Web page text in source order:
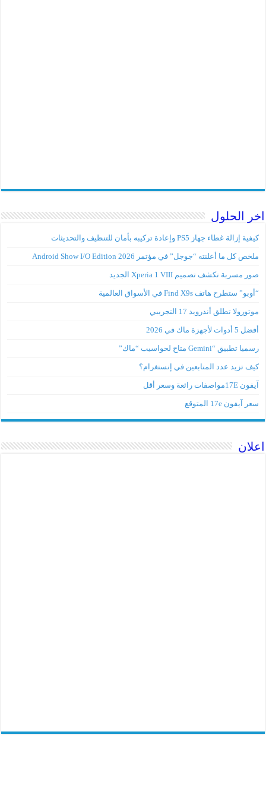
اخر الحلول
كيفية إزالة غطاء جهاز PS5 وإعادة تركيبه بأمان للتنظيف والتحديثات
ملخص كل ما أعلنته “جوجل” في مؤتمر Android Show I/O Edition 2026
صور مسربة تكشف تصميم Xperia 1 VIII الجديد
“أوبو” ستطرح هاتف Find X9s في الأسواق العالمية
موتورولا تطلق أندرويد 17 التجريبي
أفضل 5 أدوات لأجهزة ماك في 2026
رسميا تطبيق “Gemini متاح لحواسيب “ماك”
كيف تزيد عدد المتابعين في إنستغرام؟
آيفون 17Eمواصفات رائعة وسعر أقل
سعر آيفون 17e المتوقع
اعلان